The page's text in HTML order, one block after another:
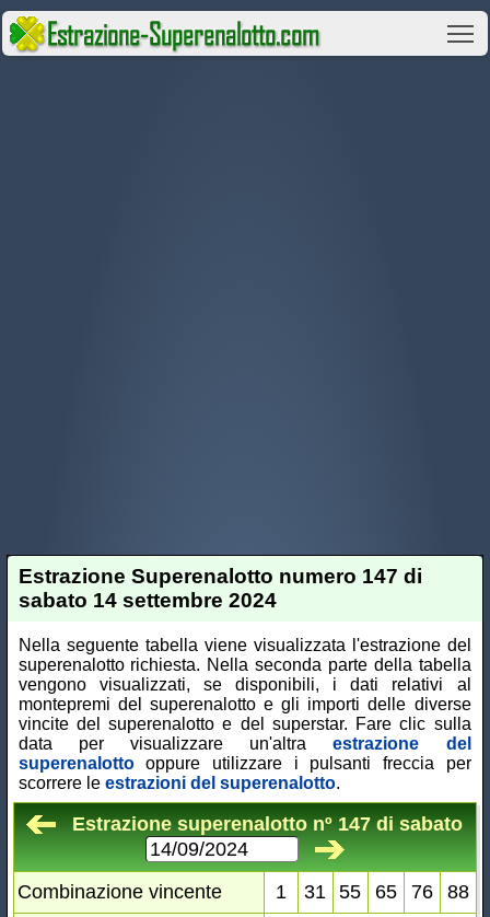
Estrazione Superenalotto numero 147 di
sabato 14 settembre 2024
Nella seguente tabella viene visualizzata l'estrazione del
superenalotto richiesta. Nella seconda parte della tabella
vengono visualizzati, se disponibili, i dati relativi al
montepremi del superenalotto e gli importi delle diverse
vincite del superenalotto e del superstar. Fare clic sulla
data per visualizzare un'altraestrazione del
superenalottooppure utilizzare i pulsanti freccia per
scorrere le estrazioni del superenalotto.
Estrazione superenalotto nº 147 di sabato
Combinazione vincente 1 31 55 65 76
88